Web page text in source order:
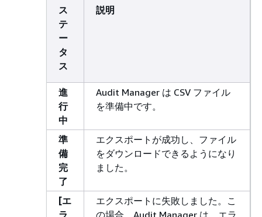
ス
テ
ー
タ
ス
説明
進
行
中
Audit Manager は CSV ファイル
を準備中です。
準
備
完
了
エクスポートが成功し、ファイル
をダウンロードできるようになり
ました。
[エ
ラ
エクスポートに失敗しました。こ
の場合、Audit Manager は、エラ